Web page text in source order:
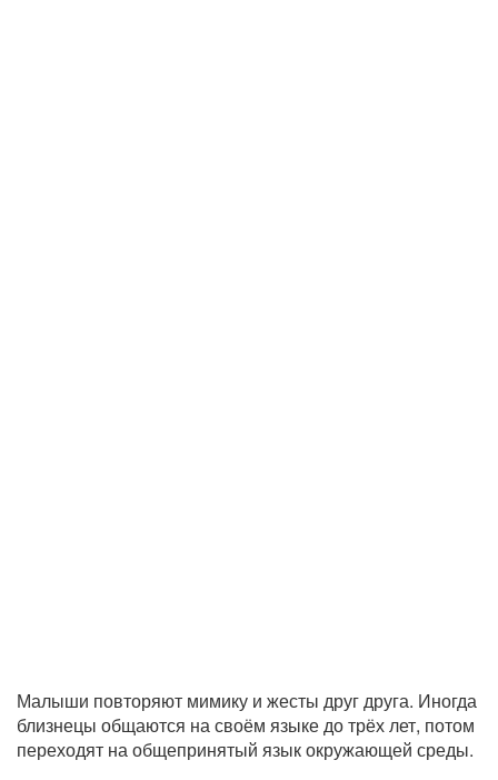
Малыши повторяют мимику и жесты друг друга. Иногда
близнецы общаются на своём языке до трёх лет, потом
переходят на общепринятый язык окружающей среды.